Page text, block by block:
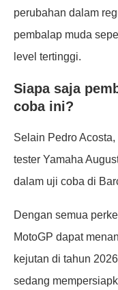
perubahan dalam
pembalap muda
level tertinggi.
Siapa saja
coba ini?
Selain Pedro
tester Yamaha
dalam uji coba di
Dengan semua
MotoGP dapat
kejutan di tahun
sedang